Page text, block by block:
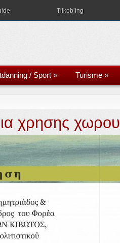
Tilkobling
/ Sport » Turisme »
χρησης χωρου